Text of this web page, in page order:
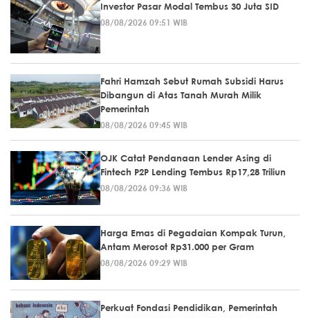
Investor Pasar Modal Tembus 30 Juta SID
08/08/2026 09:51 WIB
Fahri Hamzah Sebut Rumah Subsidi Harus
Dibangun di Atas Tanah Murah Milik
Pemerintah
08/08/2026 09:45 WIB
OJK Catat Pendanaan Lender Asing di
Fintech P2P Lending Tembus Rp17,28 Triliun
08/08/2026 09:36 WIB
Harga Emas di Pegadaian Kompak Turun,
Antam Merosot Rp31.000 per Gram
08/08/2026 09:29 WIB
Perkuat Fondasi Pendidikan, Pemerintah